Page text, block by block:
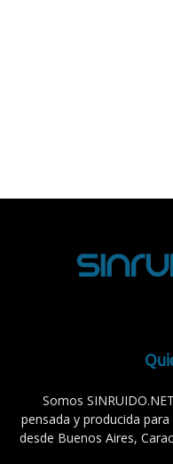
Somos
pensada y producida
desde Buenos Aires,